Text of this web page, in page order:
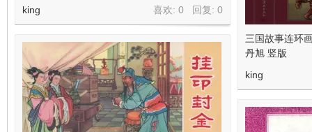
喜欢: 0 回复: 0
king
三国故事连环
丹旭 竖版
king